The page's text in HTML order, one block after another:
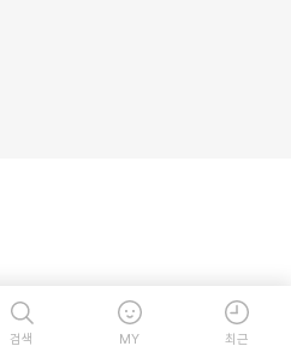
검색 MY 최근